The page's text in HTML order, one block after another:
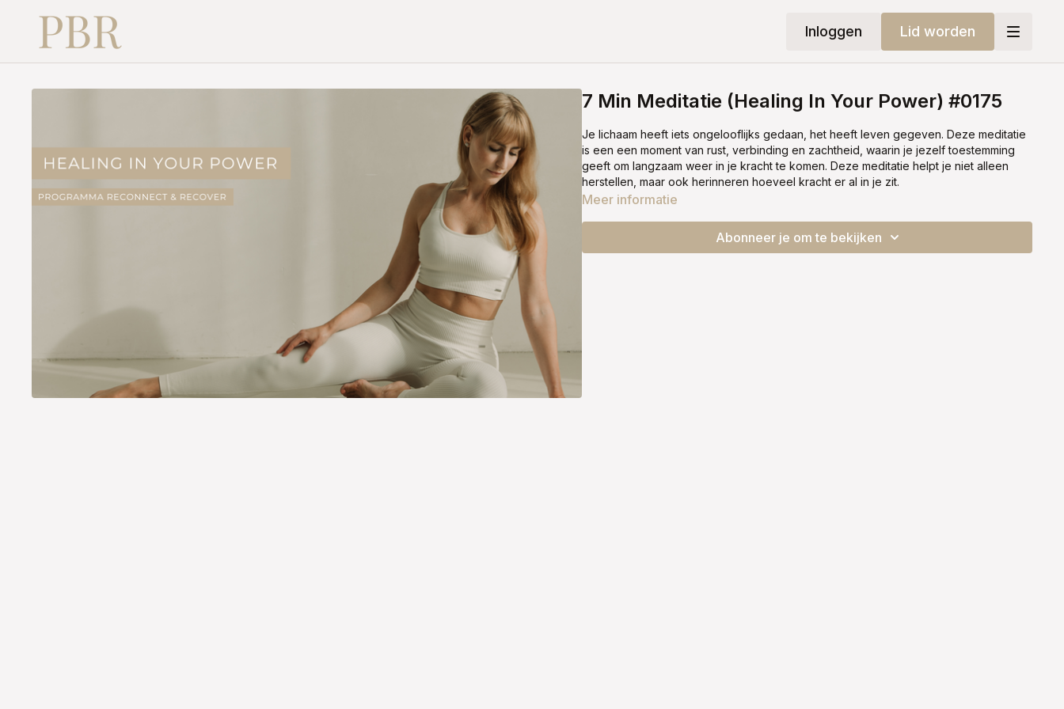
Inloggen Lid worden
7 Min Meditatie (Healing In Your Power) #0175
Je lichaam heeft iets ongelooflijks gedaan, het heeft leven gegeven. Deze meditatie
is een een moment van rust, verbinding en zachtheid, waarin je jezelf toestemming
geeft om langzaam weer in je kracht te komen. Deze meditatie helpt je niet alleen
herstellen, maar ook herinneren hoeveel kracht er al in je zit.
Meer informatie
Abonneer je om te bekijken